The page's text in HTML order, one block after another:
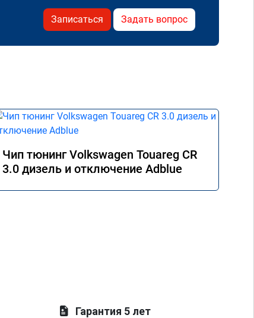
Записаться Задать вопрос
Чип тюнинг Volkswagen Touareg CR
3.0 дизель и отключение Adblue
Гарантия 5 лет